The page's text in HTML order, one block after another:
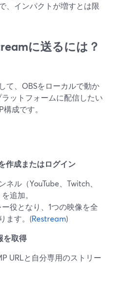
、インパクトが増すとは限
に送るには？
て、OBSをローカルで動か
ットフォームに配信したい
成です。
作成またはログイン
ネル（YouTube、Twitch、
追加。
役となり、1つの映像を全
ます。(Restream)
を取得
URLと自分専用のストリー